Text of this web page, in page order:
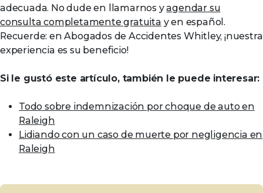
adecuada. No dude en llamarnos yagendar su
consulta completamente gratuita y en español.
Recuerde: en Abogados de Accidentes Whitley, ¡nuestra
experiencia es su beneficio!
Si le gustó este artículo, también le puede interesar:
Todo sobre indemnización por choque de auto en
Raleigh
Lidiando con un caso de muerte por negligencia en
Raleigh